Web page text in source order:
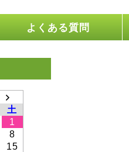
よくある質問
土
1
8
15